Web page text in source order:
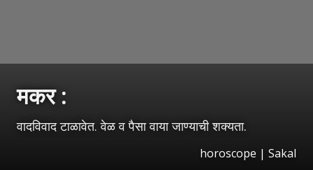
मकर :
वादविवाद टाळावेत. वेळ व पैसा वाया जाण्याची शक्यता.
horoscope | Sakal